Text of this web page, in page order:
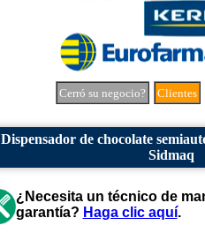
Cerró su negocio? Clientes
Dispensador de chocolate
Sidmaq
¿Necesita un técnico de
garantía? Haga clic aquí.